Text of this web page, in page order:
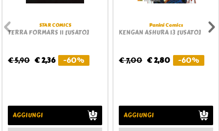
STAR COMICS
TERRA FORMARS 11 [USATO]
€ 5,90 € 2,36 -60%
AGGIUNGI
Panini Comics
KENGAN ASHURA 13 [USATO]
€ 7,00 € 2,80 -60%
AGGIUNGI